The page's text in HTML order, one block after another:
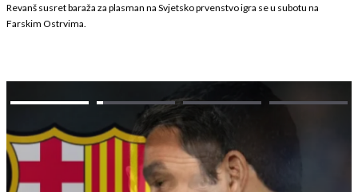
Revanš susret baraža za plasman na Svjetsko prvenstvo igra se u subotu na
Farskim Ostrvima.